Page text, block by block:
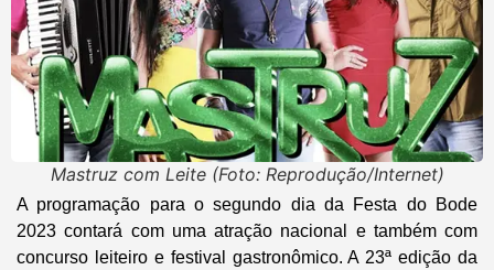
Mastruz com Leite (Foto: Reprodução/Internet)
A programação para o segundo dia da Festa do Bode
2023 contará com uma atração nacional e também com
concurso leiteiro e festival gastronômico. A 23ª edição da